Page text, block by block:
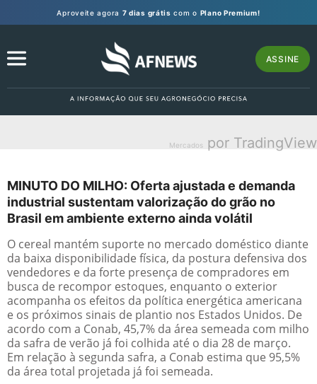
Aproveite agora 7 dias grátis com o Plano Premium!
ASSINE
Mercados por TradingView
MINUTO DO MILHO: Oferta ajustada e demanda
industrial sustentam valorização do grão no
Brasil em ambiente externo ainda volátil
O cereal mantém suporte no mercado doméstico diante
da baixa disponibilidade física, da postura defensiva dos
vendedores e da forte presença de compradores em
busca de recompor estoques, enquanto o exterior
acompanha os efeitos da política energética americana
e os próximos sinais de plantio nos Estados Unidos. De
acordo com a Conab, 45,7% da área semeada com milho
da safra de verão já foi colhida até o dia 28 de março.
Em relação à segunda safra, a Conab estima que 95,5%
da área total projetada já foi semeada.